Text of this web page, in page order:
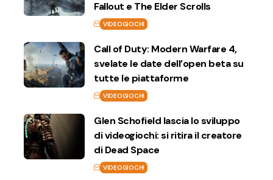
Fallout e The Elder Scrolls
VIDEOGIOCHI
Call of Duty: Modern Warfare 4,
svelate le date dell’open beta su
tutte le piattaforme
VIDEOGIOCHI
Glen Schofield lascia lo sviluppo
di videogiochi: si ritira il creatore
di Dead Space
VIDEOGIOCHI